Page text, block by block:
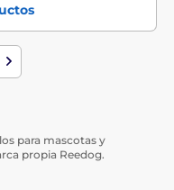
para mascotas y
propia Reedog.